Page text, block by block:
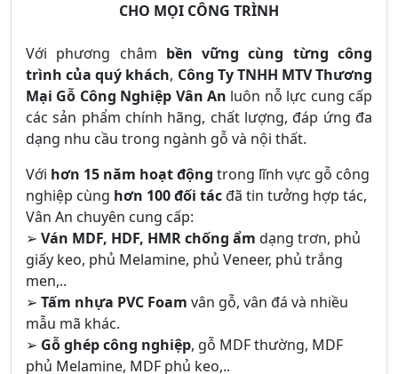
CHO MỌI CÔNG TRÌNH
Với phương châm bền vững cùng từng công
trình của quý khách, Công Ty TNHH MTV Thương
Mại Gỗ Công Nghiệp Vân An luôn nỗ lực cung cấp
các sản phẩm chính hãng, chất lượng, đáp ứng đa
dạng nhu cầu trong ngành gỗ và nội thất.
Với hơn 15 năm hoạt động trong lĩnh vực gỗ công
nghiệp cùng hơn 100 đối tácđã tin tưởng hợp tác,
Vân An chuyên cung cấp:
➢ Ván MDF, HDF, HMR chống ẩm dạng trơn, phủ
giấy keo, phủ Melamine, phủ Veneer, phủ trắng
men,..
➢ Tấm nhựa PVC Foam vân gỗ, vân đá và nhiều
mẫu mã khác.
➢ Gỗ ghép công nghiệp, gỗ MDF thường, MDF
phủ Melamine, MDF phủ keo,..